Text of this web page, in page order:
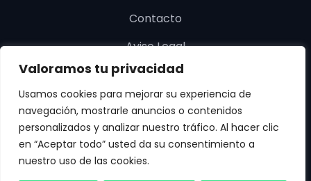
Valoramos tu privacidad
Usamos cookies para mejorar su experiencia de
navegación, mostrarle anuncios o contenidos
personalizados y analizar nuestro tráfico. Al hacer clic
en “Aceptar todo” usted da su consentimiento a
nuestro uso de las cookies.
Contacto
Aviso Legal
Política de cookies
Política de privacidad